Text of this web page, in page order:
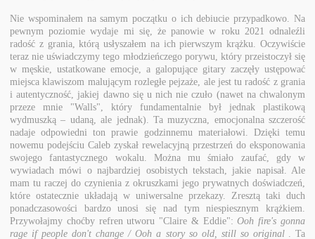
Nie wspominałem na samym początku o ich debiucie przypadkowo. Na
pewnym poziomie wydaje mi się, że panowie w roku 2021 odnaleźli
radość z grania, którą usłyszałem na ich pierwszym krążku. Oczywiście
teraz nie uświadczymy tego młodzieńczego porywu, który przeistoczył się
w męskie, ustatkowane emocje, a galopujące gitary zaczęły ustępować
miejsca klawiszom malującym rozległe pejzaże, ale jest tu radość z grania
i autentyczność, jakiej dawno się u nich nie czuło (nawet na chwalonym
przeze mnie "Walls", który fundamentalnie był jednak plastikową
wydmuszką – udaną, ale jednak). Ta muzyczna, emocjonalna szczerość
nadaje odpowiedni ton prawie godzinnemu materiałowi. Dzięki temu
nowemu podejściu Caleb zyskał rewelacyjną przestrzeń do eksponowania
swojego fantastycznego wokalu. Można mu śmiało zaufać, gdy w
wywiadach mówi o najbardziej osobistych tekstach, jakie napisał. Ale
mam tu raczej do czynienia z okruszkami jego prywatnych doświadczeń,
które ostatecznie układają w uniwersalne przekazy. Zresztą taki duch
ponadczasowości bardzo unosi się nad tym niespiesznym krążkiem.
Przywołajmy choćby refren utworu "Claire & Eddie":Ooh fire's gonna
rage if people don't change / Ooh a story so old, still so original
. Ta